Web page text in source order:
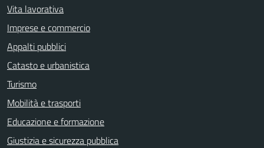
Vita lavorativa
Imprese e commercio
Appalti pubblici
Catasto e urbanistica
Turismo
Mobilità e trasporti
Educazione e formazione
Giustizia e sicurezza pubblica